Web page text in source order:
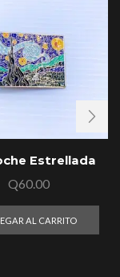
Estrellada
Q60.00
AL CARRITO